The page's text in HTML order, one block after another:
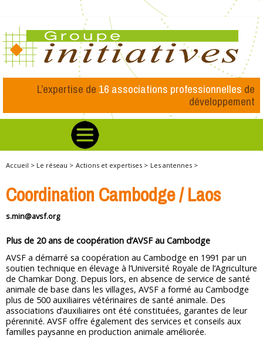
L’expertise de 16 associations professionnelles de
développement
Accueil > Le réseau > Actions et expertises > Les antennes >
Coordination Cambodge / Laos
s.min@avsf.org
Plus de 20 ans de coopération d’AVSF au Cambodge
AVSF a démarré sa coopération au Cambodge en 1991 par un
soutien technique en élevage à l’Université Royale de l’Agriculture
de Chamkar Dong. Depuis lors, en absence de service de santé
animale de base dans les villages, AVSF a formé au Cambodge
plus de 500 auxiliaires vétérinaires de santé animale. Des
associations d’auxiliaires ont été constituées, garantes de leur
pérennité. AVSF offre également des services et conseils aux
familles paysanne en production animale améliorée.